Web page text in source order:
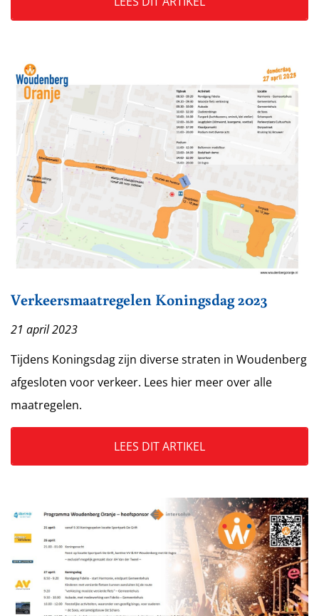
Verkeersmaatregelen Koningsdag 2023
21 april 2023
Tijdens Koningsdag zijn diverse straten in Woudenberg
afgesloten voor verkeer. Lees hier meer over alle
maatregelen.
LEES DIT ARTIKEL